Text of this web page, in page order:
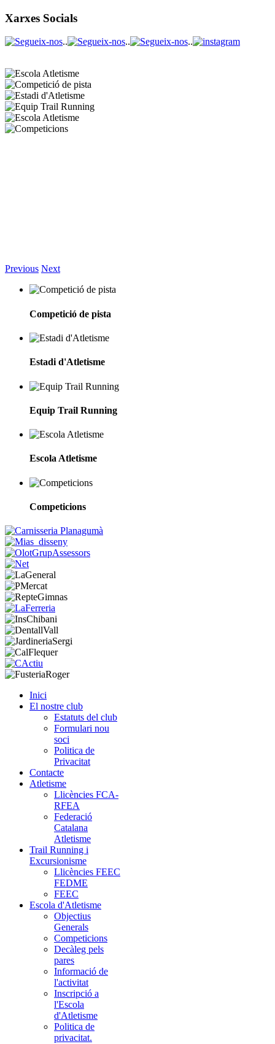
Xarxes Socials
.. .. ..
Previous Next
Competició de pista
Estadi d'Atletisme
Equip Trail Running
Escola Atletisme
Competicions
Inici
El nostre club
Estatuts del club
Formulari nou
soci
Politica de
Privacitat
Contacte
Atletisme
Llicències FCA-
RFEA
Federació
Catalana
Atletisme
Trail Running i
Excursionisme
Llicències FEEC
FEDME
FEEC
Escola d'Atletisme
Objectius
Generals
Competicions
Decàleg pels
pares
Informació de
l'activitat
Inscripció a
l'Escola
d'Atletisme
Politica de
privacitat.